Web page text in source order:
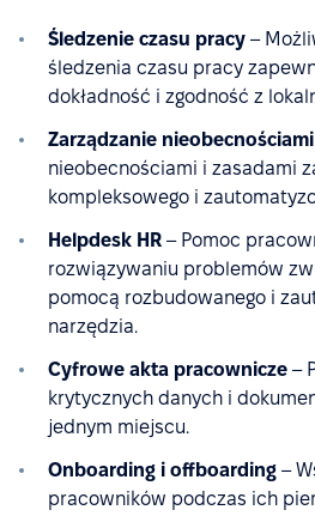
Śledzenie czasu pracy –
śledzenia czasu pracy
dokładność i zgodność z
Zarządzanie nieobecnościami
nieobecnościami i zasadami
kompleksowego i
Helpdesk HR – Pomoc
rozwiązywaniu problemów
pomocą rozbudowanego i
narzędzia.
Cyfrowe akta pracownicze –
krytycznych danych i
jednym miejscu.
Onboarding i offboarding –
pracowników podczas ich